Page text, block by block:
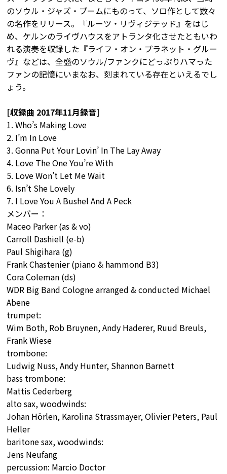
のソウル・ジャズ・ブームにものって、ソロ作として数々
の名作をリリース。『ルーツ・リヴィジテッド』をはじ
め、ケルンのライヴハウスをアトランタ化させたともいわ
れる演奏を収録した『ライフ・オン・プラネット・グルー
ヴ』などは、全盛のソウル/ファンクにどっぷりハマった
ファンの記憶にいまなお、刻まれている存在といえるでし
ょう。
[収録曲 2017年11月録音]
1. Who’s Making Love
2. I’m In Love
3. Gonna Put Your Lovin’ In The Lay Away
4. Love The One You’re With
5. Love Won’t Let Me Wait
6. Isn’t She Lovely
7. I Love You A Bushel And A Peck
メンバー：
Maceo Parker (as & vo)
Carroll Dashiell (e-b)
Paul Shigihara (g)
Frank Chastenier (piano & hammond B3)
Cora Coleman (ds)
WDR Big Band Cologne arranged & conducted Michael
Abene
trumpet:
Wim Both, Rob Bruynen, Andy Haderer, Ruud Breuls,
Frank Wiese
trombone:
Ludwig Nuss, Andy Hunter, Shannon Barnett
bass trombone:
Mattis Cederberg
alto sax, woodwinds:
Johan Hörlen, Karolina Strassmayer, Olivier Peters, Paul
Heller
baritone sax, woodwinds:
Jens Neufang
percussion: Marcio Doctor